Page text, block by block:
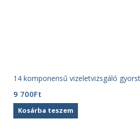
14 komponensű vizeletvizsgáló
9 700Ft
Kosárba teszem